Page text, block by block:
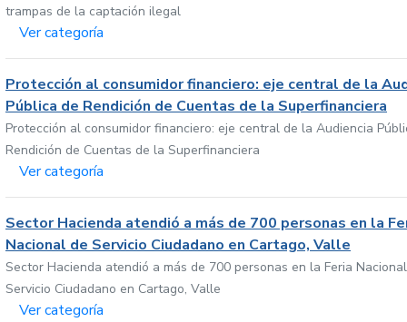
trampas de la captación ilegal
Ver categoría
Protección al consumidor financiero: eje central de la
Pública de Rendición de Cuentas de la Superfinanciera
Protección al consumidor financiero: eje central de la Audiencia
Rendición de Cuentas de la Superfinanciera
Ver categoría
Sector Hacienda atendió a más de 700 personas en la
Nacional de Servicio Ciudadano en Cartago, Valle
Sector Hacienda atendió a más de 700 personas en la Feria
Servicio Ciudadano en Cartago, Valle
Ver categoría